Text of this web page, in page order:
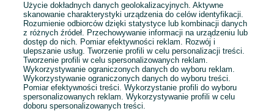
Przejdź na stronę główną
Użycie dokładnych danych geolokalizacyjnych. Aktywne
skanowanie charakterystyki urządzenia do celów identyfikacji.
Rozumienie odbiorców dzięki statystyce lub kombinacji danych
z różnych źródeł. Przechowywanie informacji na urządzeniu lub
dostęp do nich. Pomiar efektywności reklam. Rozwój i
ulepszanie usług. Tworzenie profili w celu personalizacji treści.
Tworzenie profili w celu spersonalizowanych reklam.
Wykorzystywanie ograniczonych danych do wyboru reklam.
Wykorzystywanie ograniczonych danych do wyboru treści.
Pomiar efektywności treści. Wykorzystanie profili do wyboru
spersonalizowanych reklam. Wykorzystywanie profili w celu
doboru spersonalizowanych treści.